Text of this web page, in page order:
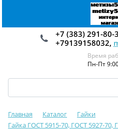
+7 (383) 291-80-
+79139158032,
Время
Пн-Пт
Главная Каталог
Гайки
Гайка ГОСТ 5915-70, ГОСТ 5927-70,